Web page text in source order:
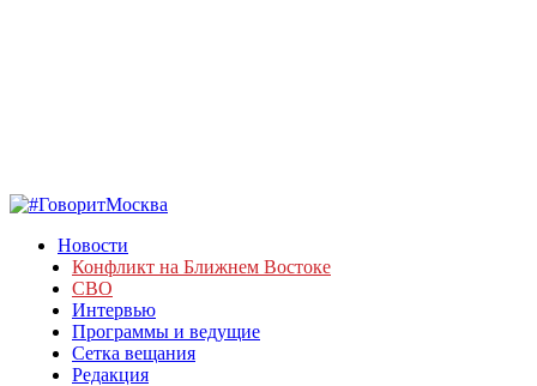
Новости
Конфликт на Ближнем Востоке
СВО
Интервью
Программы и ведущие
Сетка вещания
Редакция